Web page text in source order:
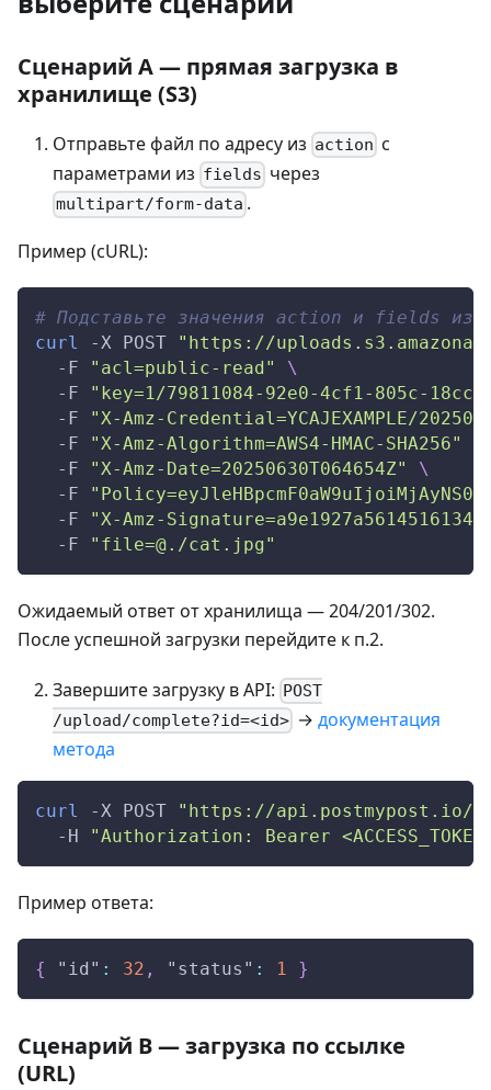
Сценарий A — прямая загрузка в
хранилище (S3)
Отправьте файл по адресу из action с
параметрами из fields через
multipart/form-data .
Пример (cURL):
# Подставьте значения action и fields из
curl
-X POST
"https://
-F
"acl=public-read"
\
-F
"key=1/79811084-92e0-4cf1-805c-
-F
"X-Amz-Credential=YCAJEXAMPLE/
-F
"X-Amz-Algorithm=AWS4-HMAC-SHA256"
-F
"X-Amz-Date=20250630T064654Z"
\
-F
-F
"X-Amz-
-F
"file=@./cat.jpg"
Ожидаемый ответ от хранилища — 204/201/302.
После успешной загрузки перейдите к п.2.
Завершите загрузку в API: POST
/upload/complete?id=<id> →документация
метода
curl -X POST
"https://api.postmypost.io/
-H
"Authorization: Bearer
Пример ответа:
{ "id" : 32 , "status" : 1 }
Сценарий B — загрузка по ссылке
(URL)